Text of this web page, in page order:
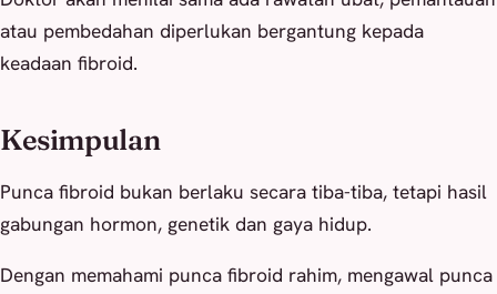
atau pembedahan diperlukan bergantung kepada
keadaan fibroid.
Kesimpulan
Punca fibroid bukan berlaku secara tiba-tiba, tetapi hasil
gabungan hormon, genetik dan gaya hidup.
Dengan memahami punca fibroid rahim, mengawal punca